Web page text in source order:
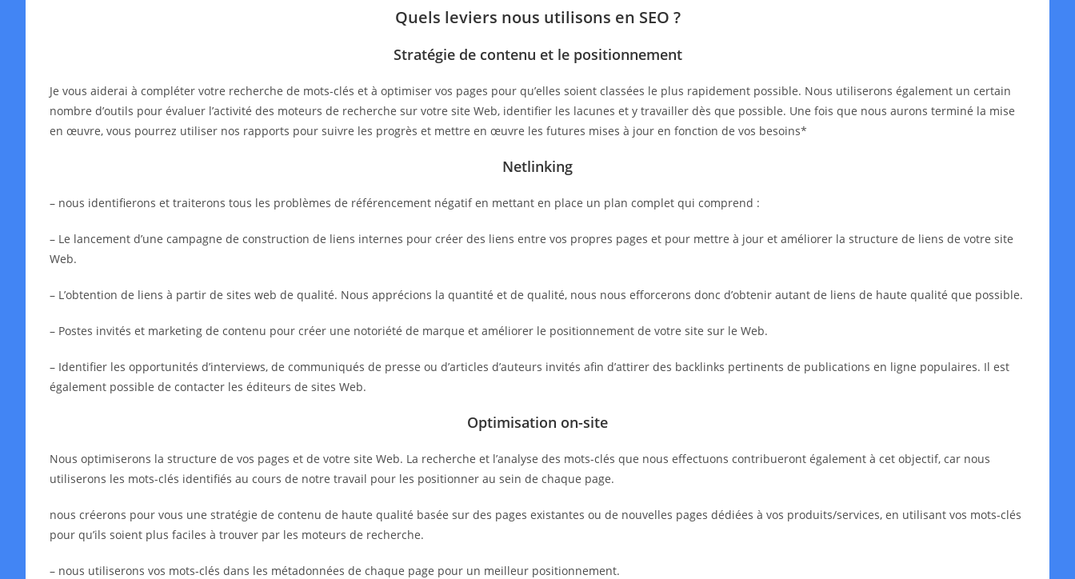
Quels leviers nous utilisons en SEO ?
Stratégie de contenu et le positionnement
Je vous aiderai à compléter votre recherche de mots-clés et à optimiser vos pages pour qu’elles soient classées le plus rapidement possible. Nous utiliserons également un certain
nombre d’outils pour évaluer l’activité des moteurs de recherche sur votre site Web, identifier les lacunes et y travailler dès que possible. Une fois que nous aurons terminé la mise
en œuvre, vous pourrez utiliser nos rapports pour suivre les progrès et mettre en œuvre les futures mises à jour en fonction de vos besoins*
Netlinking
– nous identifierons et traiterons tous les problèmes de référencement négatif en mettant en place un plan complet qui comprend :
– Le lancement d’une campagne de construction de liens internes pour créer des liens entre vos propres pages et pour mettre à jour et améliorer la structure de liens de votre site
Web.
– L’obtention de liens à partir de sites web de qualité. Nous apprécions la quantité et de qualité, nous nous efforcerons donc d’obtenir autant de liens de haute qualité que possible.
– Postes invités et marketing de contenu pour créer une notoriété de marque et améliorer le positionnement de votre site sur le Web.
– Identifier les opportunités d’interviews, de communiqués de presse ou d’articles d’auteurs invités afin d’attirer des backlinks pertinents de publications en ligne populaires. Il est
également possible de contacter les éditeurs de sites Web.
Optimisation on-site
Nous optimiserons la structure de vos pages et de votre site Web. La recherche et l’analyse des mots-clés que nous effectuons contribueront également à cet objectif, car nous
utiliserons les mots-clés identifiés au cours de notre travail pour les positionner au sein de chaque page.
nous créerons pour vous une stratégie de contenu de haute qualité basée sur des pages existantes ou de nouvelles pages dédiées à vos produits/services, en utilisant vos mots-clés
pour qu’ils soient plus faciles à trouver par les moteurs de recherche.
– nous utiliserons vos mots-clés dans les métadonnées de chaque page pour un meilleur positionnement.